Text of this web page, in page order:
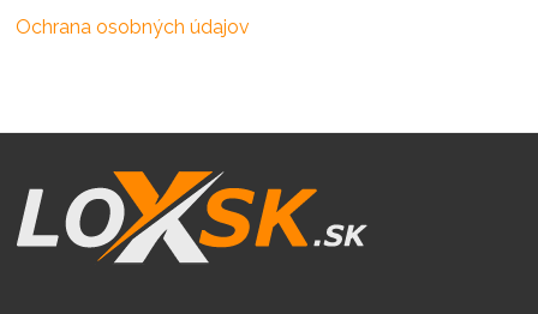
Ochrana osobných údajov